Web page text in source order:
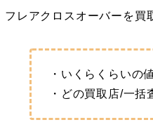
フレアクロスオーバーを買
・いくらくらいの
・どの買取店/一